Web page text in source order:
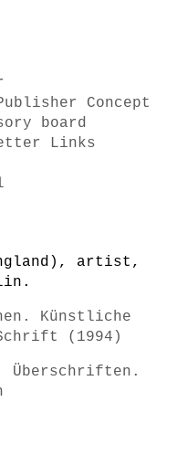
Concept
board
Links
artist,
Künstliche
(1994)
Überschriften.